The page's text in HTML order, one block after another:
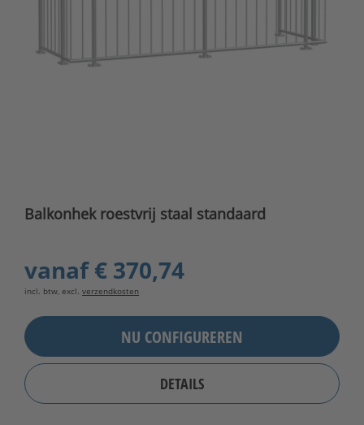
Balkonhek roestvrij staal standaard
vanaf€ 370,74
incl. btw, excl. verzendkosten
NU CONFIGUREREN
DETAILS